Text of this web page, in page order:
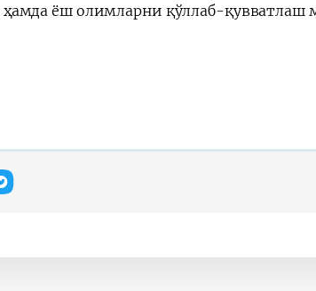
ёш олимларни қўллаб-қувватлаш